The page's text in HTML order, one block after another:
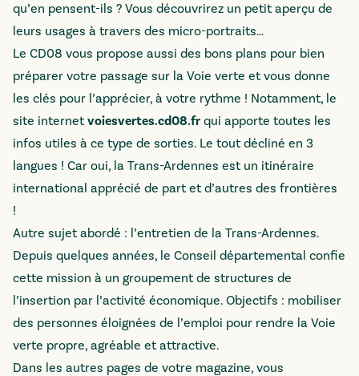
qu’en pensent-ils ? Vous découvrirez un petit aperçu de
leurs usages à travers des micro-portraits…
Le CD08 vous propose aussi des bons plans pour bien
préparer votre passage sur la Voie verte et vous donne
les clés pour l’apprécier, à votre rythme ! Notamment, le
site internetvoiesvertes.cd08.fr qui apporte toutes les
infos utiles à ce type de sorties. Le tout décliné en 3
langues ! Car oui, la Trans-Ardennes est un itinéraire
international apprécié de part et d’autres des frontières
!
Autre sujet abordé : l’entretien de la Trans-Ardennes.
Depuis quelques années, le Conseil départemental confie
cette mission à un groupement de structures de
l’insertion par l’activité économique. Objectifs : mobiliser
des personnes éloignées de l’emploi pour rendre la Voie
verte propre, agréable et attractive.
Dans les autres pages de votre magazine, vous